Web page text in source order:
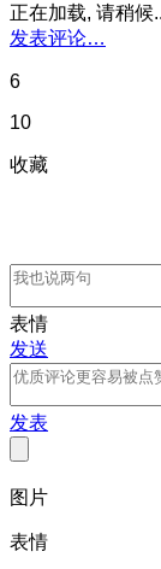
正在加载, 请稍候
发表评论…
6
10
收藏
表情
发送
发表
图片
表情